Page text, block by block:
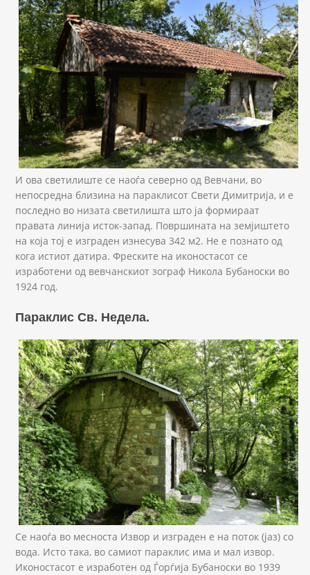
И ова светилиште се наоѓа северно од Вевчани, во
непосредна близина на параклисот Свети Димитрија, и е
последно во низата светилишта што ја формираат
правата линија исток-запад. Површината на земјиштето
на која тој е изграден изнесува 342 м2. Не е познато од
кога истиот датира. Фреските на иконостасот се
изработени од вевчанскиот зограф Никола Бубаноски во
1924 год.
Параклис Св. Недела.
Sv Nedela.JPG
Се наоѓа во месноста Извор и изграден е на поток (јаз) со
вода. Исто така, во самиот параклис има и мал извор.
Иконостасот е изработен од Ѓорѓија Бубаноски во 1939